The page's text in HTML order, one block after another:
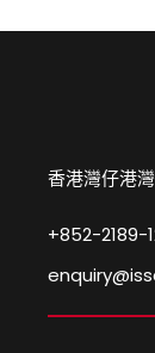
香港灣仔港
+852-2189-